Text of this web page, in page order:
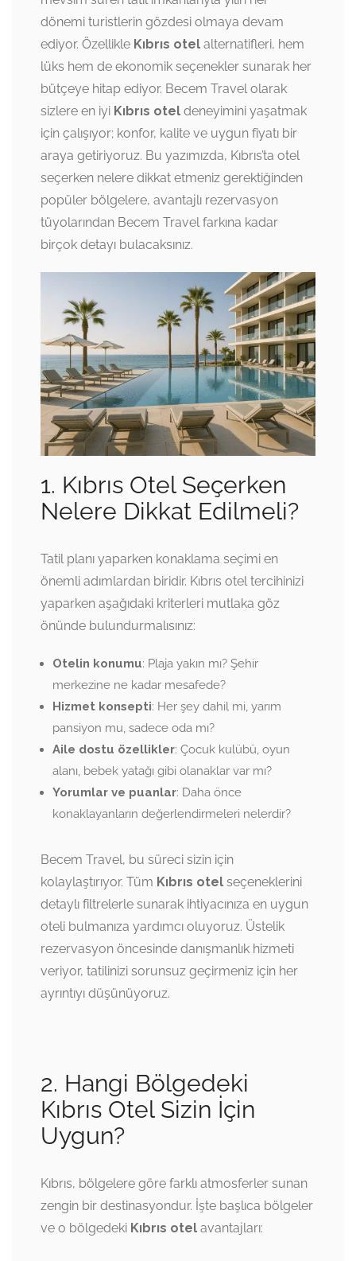
dönemi turistlerin gözdesi olmaya devam
ediyor. Özellikle Kıbrıs otel alternatifleri, hem
lüks hem de ekonomik seçenekler sunarak her
bütçeye hitap ediyor. Becem Travel olarak
sizlere en iyi Kıbrıs otel deneyimini yaşatmak
için çalışıyor; konfor, kalite ve uygun fiyatı bir
araya getiriyoruz. Bu yazımızda, Kıbrıs’ta otel
seçerken nelere dikkat etmeniz gerektiğinden
popüler bölgelere, avantajlı rezervasyon
tüyolarından Becem Travel farkına kadar
birçok detayı bulacaksınız.
1. Kıbrıs Otel Seçerken
Nelere Dikkat Edilmeli?
Tatil planı yaparken konaklama seçimi en
önemli adımlardan biridir. Kıbrıs otel tercihinizi
yaparken aşağıdaki kriterleri mutlaka göz
önünde bulundurmalısınız:
Otelin konumu: Plaja yakın mı? Şehir
merkezine ne kadar mesafede?
Hizmet konsepti: Her şey dahil mi, yarım
pansiyon mu, sadece oda mı?
Aile dostu özellikler: Çocuk kulübü, oyun
alanı, bebek yatağı gibi olanaklar var mı?
Yorumlar ve puanlar: Daha önce
konaklayanların değerlendirmeleri nelerdir?
Becem Travel, bu süreci sizin için
kolaylaştırıyor. Tüm Kıbrıs otel seçeneklerini
detaylı filtrelerle sunarak ihtiyacınıza en uygun
oteli bulmanıza yardımcı oluyoruz. Üstelik
rezervasyon öncesinde danışmanlık hizmeti
veriyor, tatilinizi sorunsuz geçirmeniz için her
ayrıntıyı düşünüyoruz.
2. Hangi Bölgedeki
Kıbrıs Otel Sizin İçin
Uygun?
Kıbrıs, bölgelere göre farklı atmosferler sunan
zengin bir destinasyondur. İşte başlıca bölgeler
ve o bölgedeki Kıbrıs otel avantajları: